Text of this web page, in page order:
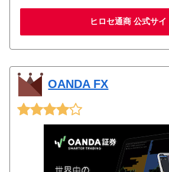
ヒロセ通商 公式サイ
OANDA FX